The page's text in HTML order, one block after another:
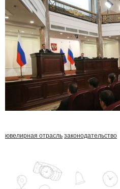
ювелирная отрасль законодательство